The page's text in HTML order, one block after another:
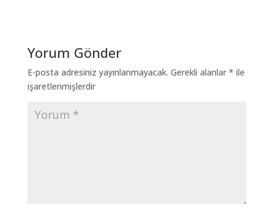
Yorum Gönder
E-posta adresiniz yayınlanmayacak. Gerekli alanlar * ile
işaretlenmişlerdir